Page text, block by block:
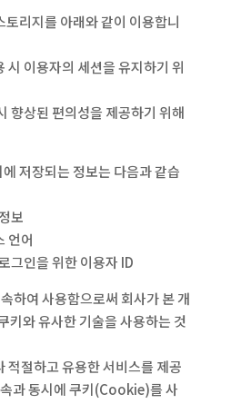
리지를 아래와 같이 이용합니
시 이용자의 세션을 유지하기 위
향상된 편의성을 제공하기 위해
저장되는 정보는 다음과 같습
보
언어
그인을 위한 이용자 ID
하여 사용함으로써 회사가 본 개
키와 유사한 기술을 사용하는 것
적절하고 유용한 서비스를 제공
과 동시에 쿠키(Cookie)를 사